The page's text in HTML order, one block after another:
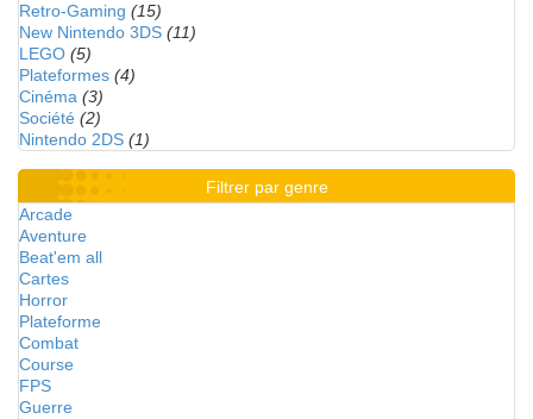
Retro-Gaming (15)
New Nintendo 3DS (11)
LEGO (5)
Plateformes (4)
Cinéma (3)
Société (2)
Nintendo 2DS (1)
Filtrer par genre
Arcade
Aventure
Beat'em all
Cartes
Horror
Plateforme
Combat
Course
FPS
Guerre